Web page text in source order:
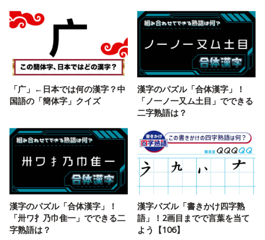
「广」←日本では何の漢字？中
国語の「簡体字」クイズ
漢字のパズル「合体漢字」！
「ノ一ノ一又ム土目」でできる
二字熟語は？
漢字のパズル「合体漢字」！
「卅ワ扌乃巾隹一」でできる二
字熟語は？
漢字パズル「書きかけ四字熟
語」！2画目までで言葉を当て
よう【106】